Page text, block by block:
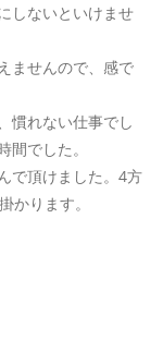
しないといけませ
ませんので、感で
慣れない仕事でし
でした。
で頂けました。4方
かります。